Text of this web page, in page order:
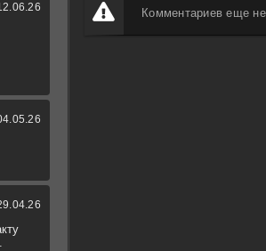
Комментариев еще